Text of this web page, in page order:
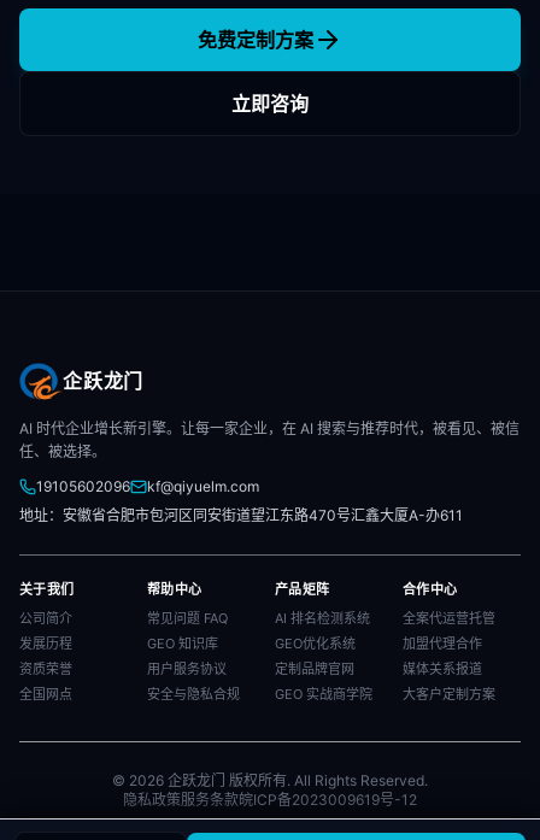
免费定制方案
立即咨询
企跃龙门
AI 时代企业增长新引擎。让每一家企业，在 AI 搜索与推荐时代，被看见、被信
任、被选择。
19105602096
kf@qiyuelm.com
地址：安徽省合肥市包河区同安街道望江东路470号汇鑫大厦A-办611
关于我们
公司简介
发展历程
资质荣誉
全国网点
帮助中心
常见问题 FAQ
GEO 知识库
用户服务协议
安全与隐私合规
产品矩阵
AI 排名检测系统
GEO优化系统
定制品牌官网
GEO 实战商学院
合作中心
全案代运营托管
加盟代理合作
媒体关系报道
大客户定制方案
© 2026 企跃龙门 版权所有. All Rights Reserved.
隐私政策服务条款皖ICP备2023009619号-12